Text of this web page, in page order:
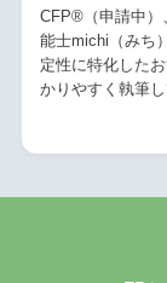
CFP®（申請中）
能士michi（みち
定性に特化した
かりやすく執筆し